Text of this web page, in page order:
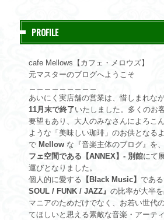
PROFILE
cafe Mellows【カフェ・メロウズ】
元マスターのブログへようこそ
あいにく実店舗の営業は、惜しまれな
11月末で終了いたしました。多くのお
要望もあり、大人のみなさんによろこ
ような「美味しい珈琲」のお供となるよ
で Mellow な『音楽主体のブログ』を、
フェ空間である【ANNEX】- 別館にて
運びとなりました。
個人的に愛する 【Black Music】 である
SOUL / FUNK / JAZZ』 の比率が大半を
マニアのためだけでなく、お若い世代
てほしいと思える素敵な音楽・アーテ